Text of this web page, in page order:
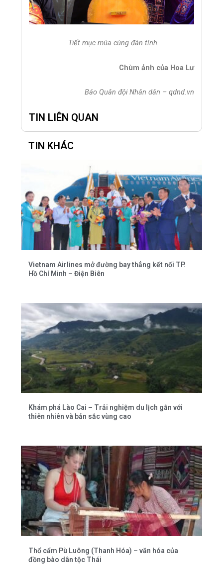
Tiết mục múa cùng đàn tính.
Chùm ảnh của Hoa Lư
Báo Quân đội Nhân dân – qdnd.vn
TIN LIÊN QUAN
TIN KHÁC
Vietnam Airlines mở đường bay thẳng kết nối TP.
Hồ Chí Minh – Điện Biên
Khám phá Lào Cai – Trải nghiệm du lịch gắn với
thiên nhiên và bản sắc vùng cao
Thổ cẩm Pù Luông (Thanh Hóa) – văn hóa của
đồng bào dân tộc Thái